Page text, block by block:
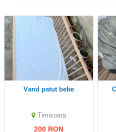
vand patut bebe
Timisoara
200 RON